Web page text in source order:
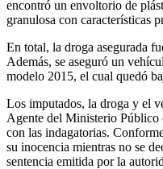
encontró un envoltorio de
granulosa con características
En total, la droga asegurada
Además, se aseguró un
modelo 2015, el cual quedó
Los imputados, la droga y el
Agente del Ministerio Público
con las indagatorias.
su inocencia mientras no se
sentencia emitida por la